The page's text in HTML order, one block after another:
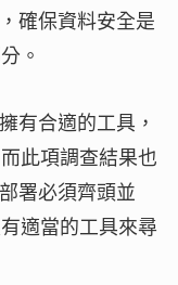
確保資料安全是
。
有合適的工具，
此項調查結果也
署必須齊頭並
適當的工具來尋